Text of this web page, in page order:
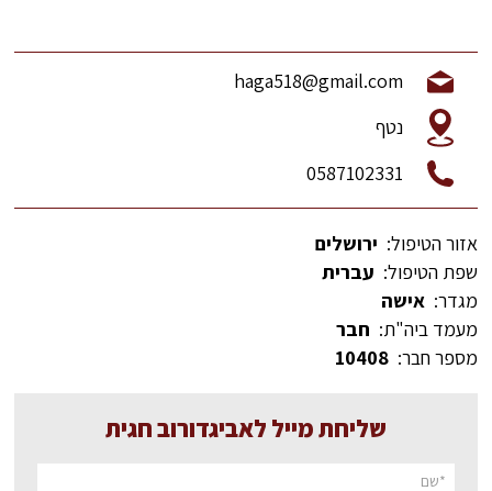
haga518@gmail.com
נטף
0587102331
אזור הטיפול: ירושלים
שפת הטיפול: עברית
מגדר: אישה
מעמד ביה"ת: חבר
מספר חבר: 10408
שליחת מייל לאביגדורוב חגית